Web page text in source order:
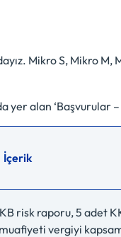
Mikro S, Mikro
yer alan
İçerik
risk raporu, 5 adet
vergiyi